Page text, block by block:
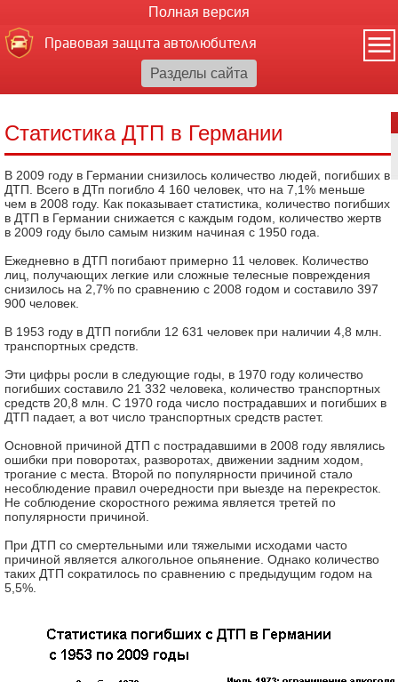
Полная версия
Правовая защита автолюбителя
Статистика ДТП в Германии
В 2009 году в Германии снизилось количество людей, погибших в
ДТП. Всего в ДТп погибло 4 160 человек, что на 7,1% меньше
чем в 2008 году. Как показывает статистика, количество погибших
в ДТП в Германии снижается с каждым годом, количество жертв
в 2009 году было самым низким начиная с 1950 года.
Ежедневно в ДТП погибают примерно 11 человек. Количество
лиц, получающих легкие или сложные телесные повреждения
снизилось на 2,7% по сравнению с 2008 годом и составило 397
900 человек.
В 1953 году в ДТП погибли 12 631 человек при наличии 4,8 млн.
транспортных средств.
Эти цифры росли в следующие годы, в 1970 году количество
погибших составило 21 332 человека, количество транспортных
средств 20,8 млн. С 1970 года число пострадавших и погибших в
ДТП падает, а вот число транспортных средств растет.
Основной причиной ДТП с пострадавшими в 2008 году являлись
ошибки при поворотах, разворотах, движении задним ходом,
трогание с места. Второй по популярности причиной стало
несоблюдение правил очередности при выезде на перекресток.
Не соблюдение скоростного режима является третей по
популярности причиной.
При ДТП со смертельными или тяжелыми исходами часто
причиной является алкогольное опьянение. Однако количество
таких ДТП сократилось по сравнению с предыдущим годом на
5,5%.